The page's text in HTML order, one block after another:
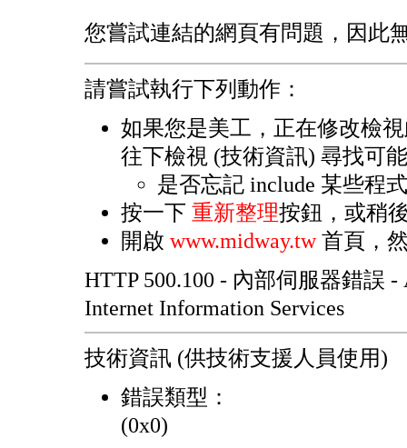
您嘗試連結的網頁有問題，因此
請嘗試執行下列動作：
如果您是美工，正在修改檢
往下檢視 (技術資訊) 尋找可
是否忘記 include 某些程
按一下 重新整理按鈕，或稍
開啟 www.midway.tw首頁，
HTTP 500.100 - 內部伺服器錯誤 -
Internet Information Services
技術資訊 (供技術支援人員使用)
錯誤類型：
(0x0)